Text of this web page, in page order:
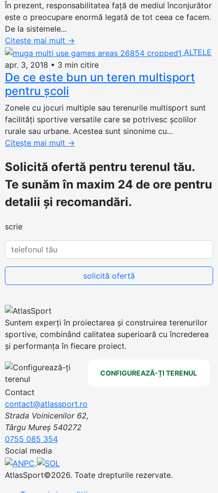
În prezent, responsabilitatea față de mediul înconjurător
este o preocupare enormă legată de tot ceea ce facem.
De la sistemele...
Citește mai mult →
ALTELE
apr. 3, 2018 • 3 min citire
De ce este bun un teren multisport
pentru școli
Zonele cu jocuri multiple sau terenurile multisport sunt
facilități sportive versatile care se potrivesc școlilor
rurale sau urbane. Acestea sunt sinonime cu...
Citește mai mult →
Solicită ofertă pentru terenul tău.
Te sunăm în maxim 24 de ore pentru
detalii și recomandări.
scrie
Suntem experți în proiectarea și construirea terenurilor
sportive, combinând calitatea superioară cu încrederea
și performanța în fiecare proiect.
CONFIGUREAZĂ-ȚI TERENUL
Contact
contact@atlassport.ro
Strada Voinicenilor 62,
Târgu Mureș 540272
0755 085 354
Social media
AtlasSport©2026. Toate drepturile rezervate.